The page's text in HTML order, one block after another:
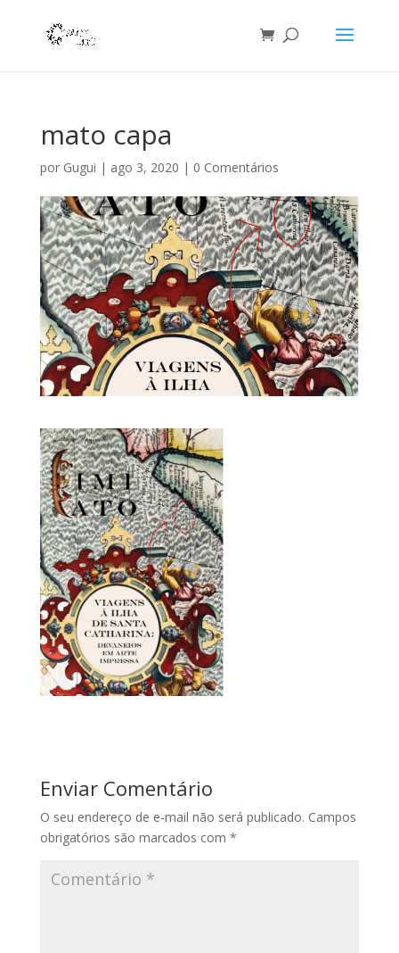
mato capa
por Gugui | ago 3, 2020 | 0 Comentários
Enviar Comentário
O seu endereço de e-mail não será publicado. Campos
obrigatórios são marcados com *